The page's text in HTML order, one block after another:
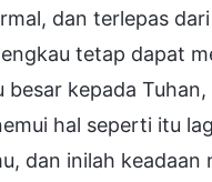
dan terlepas
tetap dapat
besar kepada
hal seperti itu
dan inilah keadaan